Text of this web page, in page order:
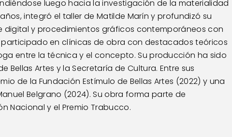
luego hacia la investigación de la materialidad
integró el taller de Matilde Marín y profundizó su
digital y procedimientos gráficos contemporáneos con
participado en clínicas de obra con destacados teóricos
entre la técnica y el concepto. Su producción ha sido
Artes y la Secretaría de Cultura. Entre sus
de la Fundación Estímulo de Bellas Artes (2022) y una
Belgrano (2024). Su obra forma parte de
Nacional y el Premio Trabucco.